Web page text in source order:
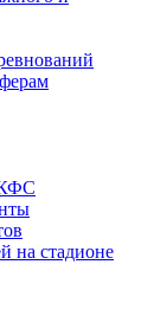
КФС
на стадионе